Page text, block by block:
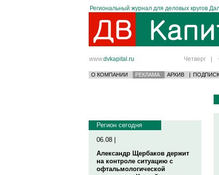
Региональный журнал для деловых кругов
www.dvkapital.ru Четверг |
О КОМПАНИИ РЕКЛАМА АРХИВ |
Регион сегодня
06.08 |
Александр Щербаков держит
на контроле ситуацию с
офтальмологической